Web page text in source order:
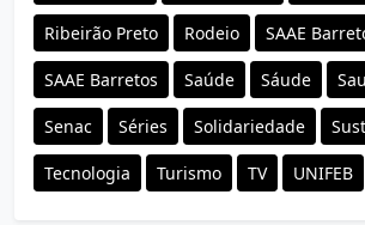
Ribeirão Preto Rodeio SAAE
SAAE Barretos Saúde Sáude
Senac Séries Solidariedade
Tecnologia Turismo TV UNIFEB